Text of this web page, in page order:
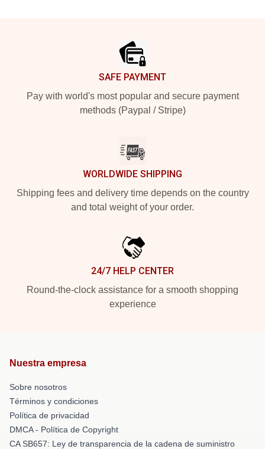
SAFE PAYMENT
Pay with world's most popular and secure payment
methods (Paypal / Stripe)
WORLDWIDE SHIPPING
Shipping fees and delivery time depends on the country
and total weight of your order.
24/7 HELP CENTER
Round-the-clock assistance for a smooth shopping
experience
Nuestra empresa
Sobre nosotros
Términos y condiciones
Política de privacidad
DMCA - Política de Copyright
CA SB657: Ley de transparencia de la cadena de suministro